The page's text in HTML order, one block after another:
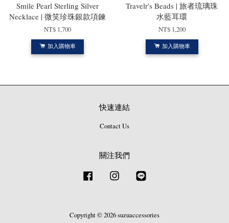
Smile Pearl Sterling Silver
Necklace | 微笑珍珠銀款項鍊
NT$ 1,700
加入購物車
Travelr's Beads | 旅者琉璃珠
水藍耳環
NT$ 1,200
加入購物車
快速連結
Contact Us
關注我們
Facebook Instagram
Copyright © 2026 suzuaccessories